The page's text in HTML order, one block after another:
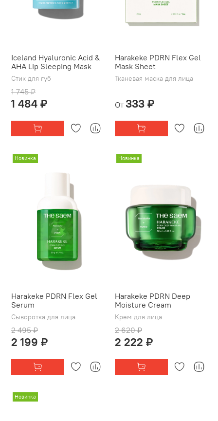
Iceland Hyaluronic Acid &
AHA Lip Sleeping Mask
Стик для губ
1 745 ₽
1 484 ₽
Harakeke PDRN Flex Gel
Mask Sheet
Тканевая маска для лица
От 333 ₽
Новинка
Harakeke PDRN Flex Gel
Serum
Сыворотка для лица
2 495 ₽
2 199 ₽
Новинка
Harakeke PDRN Deep
Moisture Cream
Крем для лица
2 620 ₽
2 222 ₽
Новинка